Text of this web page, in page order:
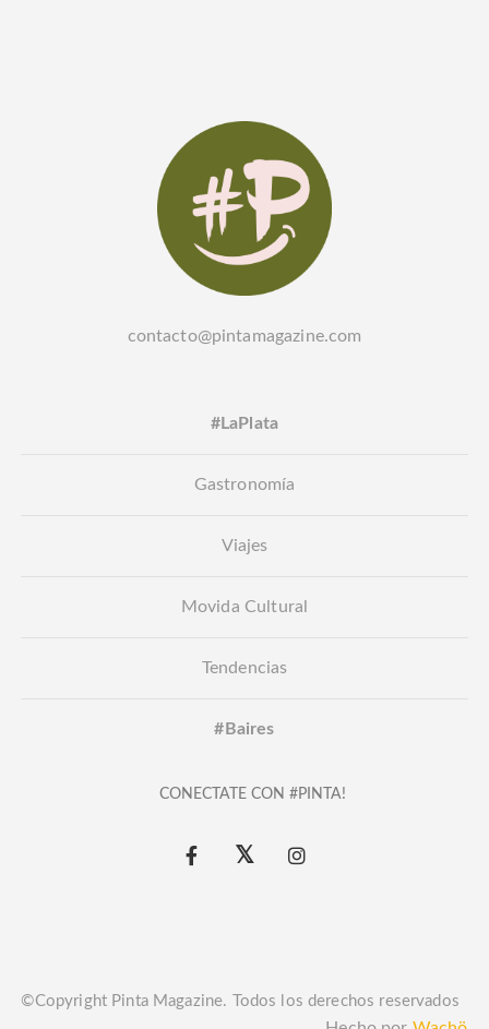
contacto@pintamagazine.com
#LaPlata
Gastronomía
Viajes
Movida Cultural
Tendencias
#Baires
CONECTATE CON #PINTA!
©Copyright Pinta Magazine. Todos los derechos reservados